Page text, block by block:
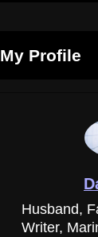
My Profile
Husband,
Writer,